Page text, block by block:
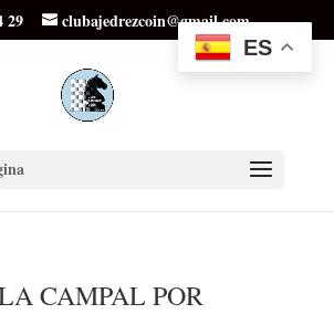
29 clubajedrezcoin@gmail.com
CAMPAL POR
ES